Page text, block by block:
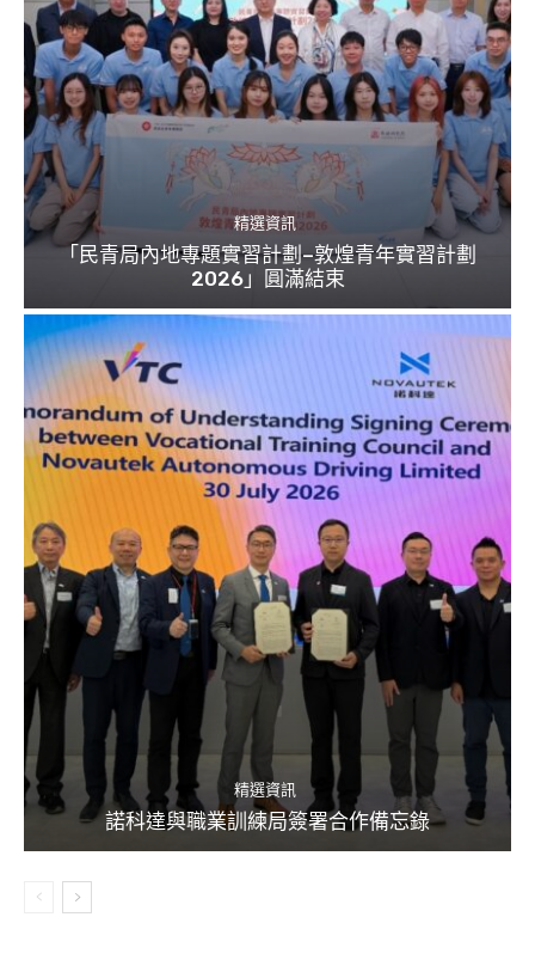
精選資訊
「民青局內地專題實習計劃–敦煌青年實習計劃
2026」圓滿結束
精選資訊
諾科達與職業訓練局簽署合作備忘錄